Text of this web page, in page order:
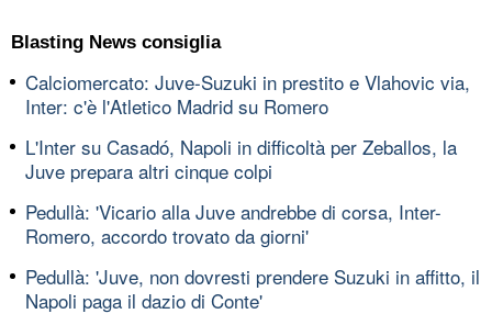
Blasting News consiglia
Calciomercato: Juve-Suzuki in prestito e Vlahovic via,
Inter: c'è l'Atletico Madrid su Romero
L'Inter su Casadó, Napoli in difficoltà per Zeballos, la
Juve prepara altri cinque colpi
Pedullà: 'Vicario alla Juve andrebbe di corsa, Inter-
Romero, accordo trovato da giorni'
Pedullà: 'Juve, non dovresti prendere Suzuki in affitto, il
Napoli paga il dazio di Conte'